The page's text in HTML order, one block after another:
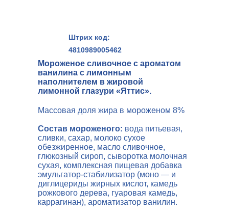
Штрих код:
4810989005462
Мороженое сливочное с ароматом
ванилина с лимонным
наполнителем в жировой
лимонной глазури «Яттис».
Массовая доля жира в мороженом 8%
Состав мороженого: вода питьевая,
сливки, сахар, молоко сухое
обезжиренное, масло сливочное,
глюкозный сироп, сыворотка молочная
сухая, комплексная пищевая добавка
эмульгатор-стабилизатор (моно — и
диглицериды жирных кислот, камедь
рожкового дерева, гуаровая камедь,
каррагинан), ароматизатор ванилин.